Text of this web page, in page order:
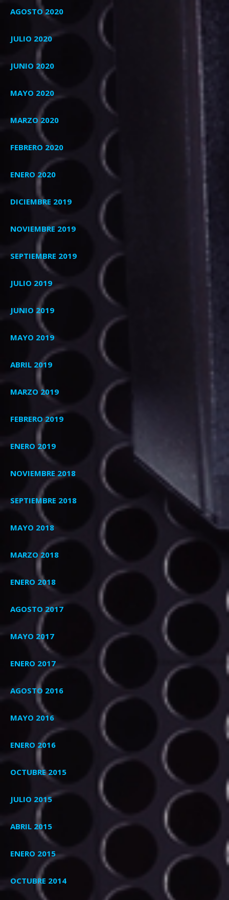
AGOSTO 2020
JULIO 2020
JUNIO 2020
MAYO 2020
MARZO 2020
FEBRERO 2020
ENERO 2020
DICIEMBRE 2019
NOVIEMBRE 2019
SEPTIEMBRE 2019
JULIO 2019
JUNIO 2019
MAYO 2019
ABRIL 2019
MARZO 2019
FEBRERO 2019
ENERO 2019
NOVIEMBRE 2018
SEPTIEMBRE 2018
MAYO 2018
MARZO 2018
ENERO 2018
AGOSTO 2017
MAYO 2017
ENERO 2017
AGOSTO 2016
MAYO 2016
ENERO 2016
OCTUBRE 2015
JULIO 2015
ABRIL 2015
ENERO 2015
OCTUBRE 2014